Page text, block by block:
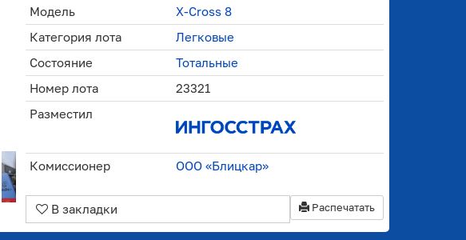
Модель
X-Cross 8
Категория лота
Легковые
Состояние
Тотальные
Номер лота
23321
Разместил
Комиссионер ООО «Блицкар»
Распечатать
В закладки